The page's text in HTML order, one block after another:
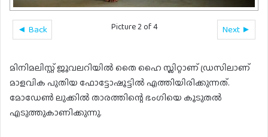
◄ Back Next ►
Picture 2 of 4
മിനിമലിസ്റ്റ് ജൂവലറിയിൽ തൈ ഹൈ സ്ലിറ്റാണ് ഡ്രസിലാണ്
മാളവിക പുതിയ ഫോട്ടോഷൂട്ടിൽ എത്തിയിരിക്കുന്നത്.
മോഡേണ്‍ ലുക്കിൽ താരത്തിന്റെ ഭംഗിയെ കൂടുതല്‍
എടുത്തുകാണിക്കുന്നു.